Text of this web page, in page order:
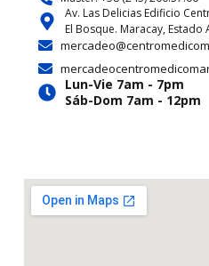
g
r
a
m
o
o
k
t
t
e
r
Av. Las Delicias Edificio
El Bosque. Maracay, Estado
Lun-Vie 7am - 7pm
Sáb-Dom 7am - 12pm